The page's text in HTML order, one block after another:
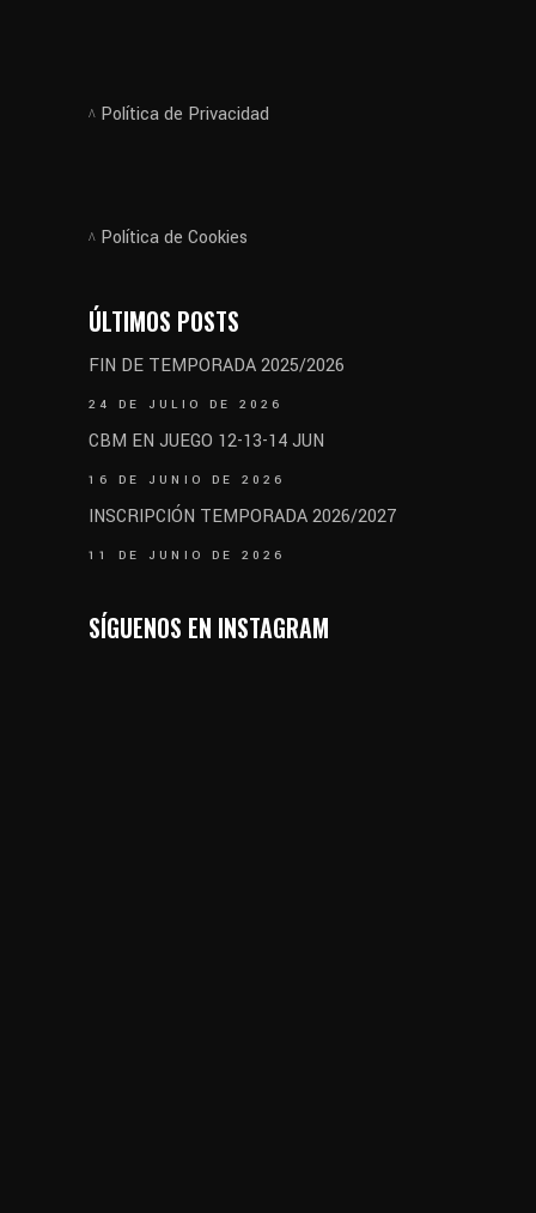
Política de Privacidad
Política de Cookies
ÚLTIMOS POSTS
FIN DE TEMPORADA 2025/2026
24 DE JULIO DE 2026
CBM EN JUEGO 12-13-14 JUN
16 DE JUNIO DE 2026
INSCRIPCIÓN TEMPORADA 2026/2027
11 DE JUNIO DE 2026
SÍGUENOS EN INSTAGRAM